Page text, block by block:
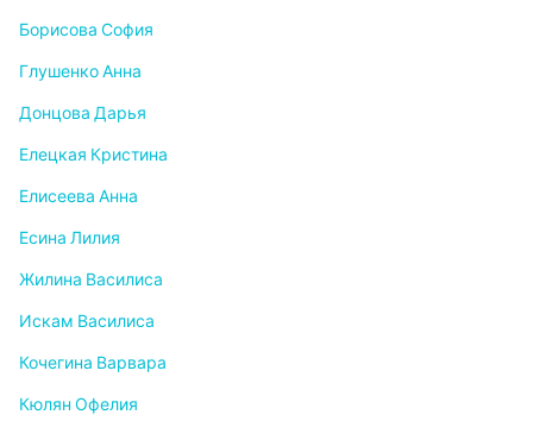
Борисова София
Глушенко Анна
Донцова Дарья
Елецкая Кристина
Елисеева Анна
Есина Лилия
Жилина Василиса
Искам Василиса
Кочегина Варвара
Кюлян Офелия